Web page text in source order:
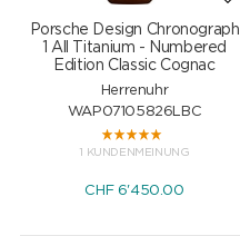
Porsche Design Chronograph
1 All Titanium - Numbered
Edition Classic Cognac
Herrenuhr
WAP07105826LBC
1 KUNDENMEINUNG
CHF 6'450.00